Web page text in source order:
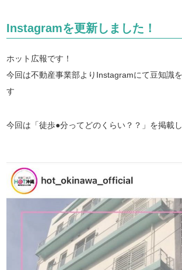
Instagramを更新しました！
ホット広報です！
今回は不動産事業部よりInstagramにて豆知識
す
今回は「徒歩●分ってどのくらい？？」を掲載